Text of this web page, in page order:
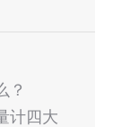
？
计四大